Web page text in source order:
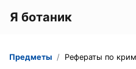
Я ботаник
Предметы Рефераты по